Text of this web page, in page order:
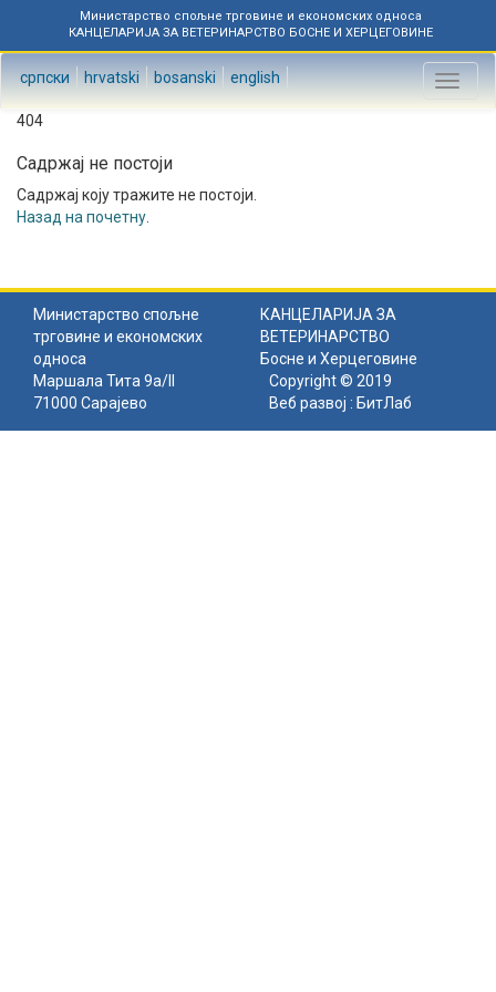
Министарство спољне трговине и економских односа
КАНЦЕЛАРИЈА ЗА ВЕТЕРИНАРСТВО БОСНЕ И ХЕРЦЕГОВИНЕ
српски hrvatski bosanski english
Toggle
404
Садржај не постоји
Садржај коју тражите не постоји.
Назад на почетну
Министарство спољне
трговине и економских
односа
КАНЦЕЛАРИЈА ЗА
ВЕТЕРИНАРСТВО
Босне и Херцеговине
Маршала Тита 9а/II
71000 Сарајево
Copyright © 2019
Веб развој : БитЛаб